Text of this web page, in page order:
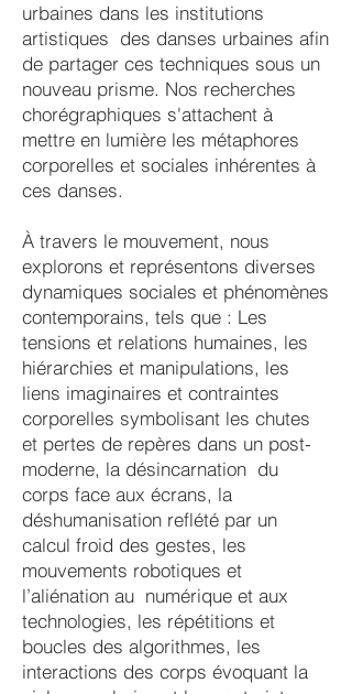
urbaines dans les institutions
artistiques des danses urbaines afin
de partager ces techniques sous un
nouveau prisme. Nos recherches
chorégraphiques s'attachent à
mettre en lumière les métaphores
corporelles et sociales inhérentes à
ces danses.
À travers le mouvement, nous
explorons et représentons diverses
dynamiques sociales et phénomènes
contemporains, tels que : Les
tensions et relations humaines, les
hiérarchies et manipulations, les
liens imaginaires et contraintes
corporelles symbolisant les chutes
et pertes de repères dans un post-
moderne, la désincarnation du
corps face aux écrans, la
déshumanisation reflété par un
calcul froid des gestes, les
mouvements robotiques et
l’aliénation au numérique et aux
technologies, les répétitions et
boucles des algorithmes, les
interactions des corps évoquant la